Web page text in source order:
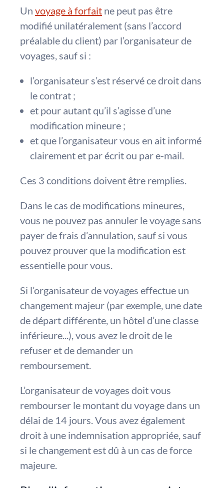
Un voyage à forfait ne peut pas être
modifié unilatéralement (sans l’accord
préalable du client) par l’organisateur de
voyages, sauf si :
l’organisateur s’est réservé ce droit dans
le contrat ;
et pour autant qu’il s’agisse d’une
modification mineure ;
et que l’organisateur vous en ait informé
clairement et par écrit ou par e-mail.
Ces 3 conditions doivent être remplies.
Dans le cas de modifications mineures,
vous ne pouvez pas annuler le voyage sans
payer de frais d’annulation, sauf si vous
pouvez prouver que la modification est
essentielle pour vous.
Si l’organisateur de voyages effectue un
changement majeur (par exemple, une date
de départ différente, un hôtel d’une classe
inférieure...), vous avez le droit de le
refuser et de demander un
remboursement.
L’organisateur de voyages doit vous
rembourser le montant du voyage dans un
délai de 14 jours. Vous avez également
droit à une indemnisation appropriée, sauf
si le changement est dû à un cas de force
majeure.